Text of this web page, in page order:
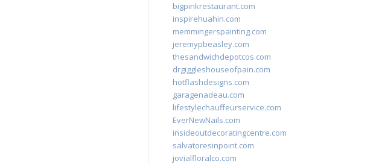
bigpinkrestaurant.com
inspirehuahin.com
memmingerspainting.com
jeremypbeasley.com
thesandwichdepotcos.com
drgiggleshouseofpain.com
hotflashdesigns.com
garagenadeau.com
lifestylechauffeurservice.com
EverNewNails.com
insideoutdecoratingcentre.com
salvatoresinpoint.com
jovialfloralco.com